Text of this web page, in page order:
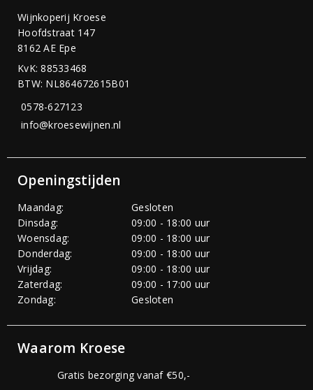
Wijnkoperij Kroese
Hoofdstraat 147
8162 AE Epe
KvK: 88533468
BTW: NL864672615B01
0578-627123
info@kroesewijnen.nl
Openingstijden
Maandag:
Gesloten
Dinsdag:
09:00 - 18:00 uur
Woensdag:
09:00 - 18:00 uur
Donderdag:
09:00 - 18:00 uur
Vrijdag:
09:00 - 18:00 uur
Zaterdag:
09:00 - 17:00 uur
Zondag:
Gesloten
Waarom Kroese
Gratis bezorging vanaf €50,-